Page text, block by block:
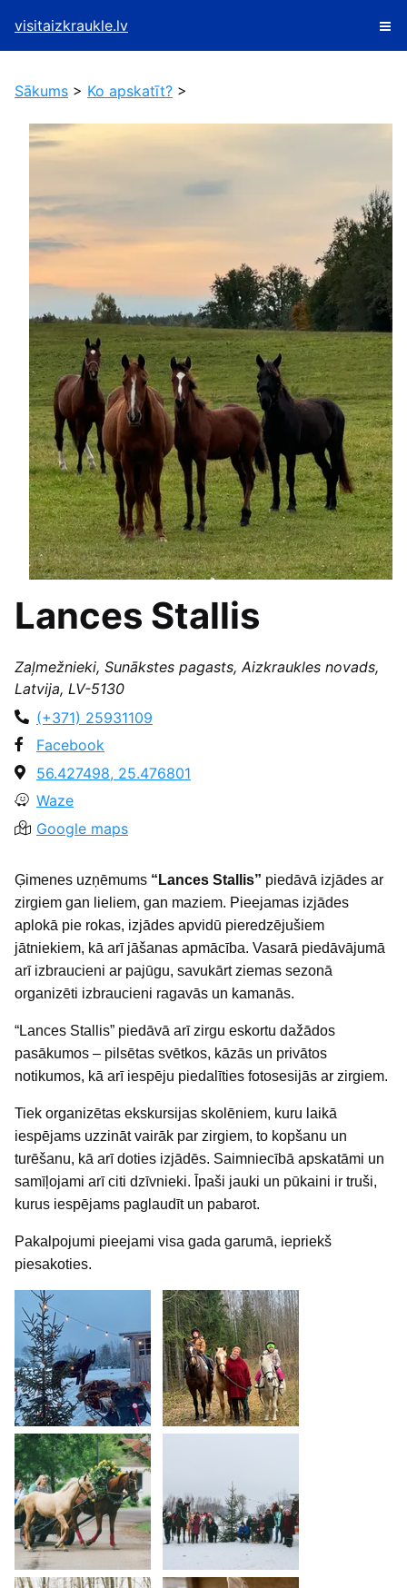
visitaizkraukle.lv
Sākums > Ko apskatīt? >
Lances Stallis
Zaļmežnieki, Sunākstes pagasts, Aizkraukles novads,
Latvija, LV-5130
(+371) 25931109
Facebook
56.427498, 25.476801
Waze
Google maps
Ģimenes uzņēmums “Lances Stallis” piedāvā izjādes ar
zirgiem gan lieliem, gan maziem. Pieejamas izjādes
aplokā pie rokas, izjādes apvidū pieredzējušiem
jātniekiem, kā arī jāšanas apmācība. Vasarā piedāvājumā
arī izbraucieni ar pajūgu, savukārt ziemas sezonā
organizēti izbraucieni ragavās un kamanās.
“Lances Stallis” piedāvā arī zirgu eskortu dažādos
pasākumos – pilsētas svētkos, kāzās un privātos
notikumos, kā arī iespēju piedalīties fotosesijās ar zirgiem.
Tiek organizētas ekskursijas skolēniem, kuru laikā
iespējams uzzināt vairāk par zirgiem, to kopšanu un
turēšanu, kā arī doties izjādēs. Saimniecībā apskatāmi un
samīļojami arī citi dzīvnieki. Īpaši jauki un pūkaini ir truši,
kurus iespējams paglaudīt un pabarot.
Pakalpojumi pieejami visa gada garumā, iepriekš
piesakoties.